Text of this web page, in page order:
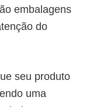
embalagens
do
seu produto
uma